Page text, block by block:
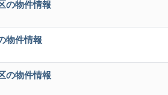
の物件情報
物件情報
の物件情報